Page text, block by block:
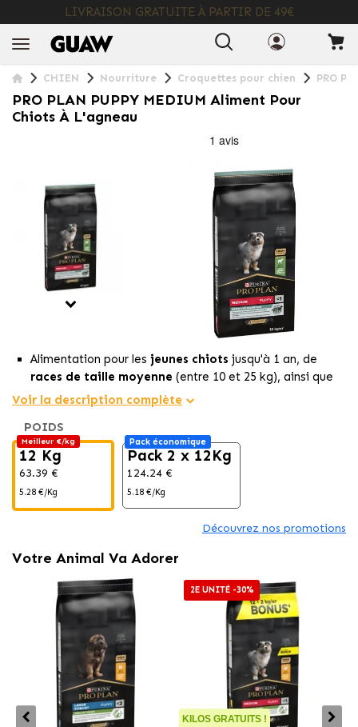
LIVRAISON GRATUITE À PARTIR DE 49€
CHIEN Nourriture Croquettes pour chien PRO
PRO PLAN PUPPY MEDIUM Aliment Pour
Chiots À L'agneau
Alimentation pour les jeunes chiots jusqu'à 1 an, de
races de taille moyenne (entre 10 et 25 kg), ainsi que
pour lesmères gestantes et allaitantes.
Ses ingrédients principaux, l'
unenutrition optimale et équilibrée
ayant dessensibilités digestives.
Favorise une
flore intestinale équilibrée
considérablement la digestion
Voir la description complète
POIDS
Meilleur €/kg
12 Kg
63.39 €
5.28 €/Kg
Pack économique
Pack 2 x 12Kg
124.24 €
5.18 €/Kg
Découvrez nos promotions
Votre Animal Va Adorer
2E UNITÉ -30%
KILOS GRATUITS !